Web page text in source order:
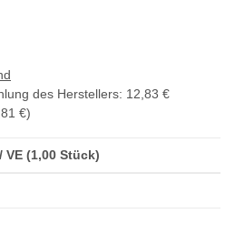
des Herstellers: 12,83 €
€)
(1,00 Stück)